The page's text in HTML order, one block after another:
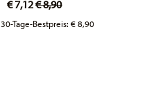
€ 7,12€ 8,90
30-Tage-Bestpreis:€ 8,90